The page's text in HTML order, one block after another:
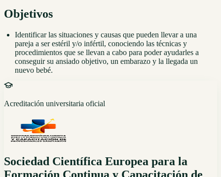
Objetivos
Identificar las situaciones y causas que pueden llevar a una
pareja a ser estéril y/o infértil, conociendo las técnicas y
procedimientos que se llevan a cabo para poder ayudarles a
conseguir su ansiado objetivo, un embarazo y la llegada un
nuevo bebé.
Acreditación universitaria oficial
Sociedad Científica Europea para la